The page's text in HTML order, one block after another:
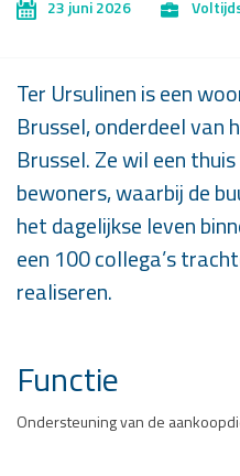
23 juni 2026
Ter Ursulinen is een
Brussel, onderdeel van
Brussel. Ze wil een
bewoners, waarbij de
het dagelijkse leven
een 100 collega’s
realiseren.
Functie
Ondersteuning van de